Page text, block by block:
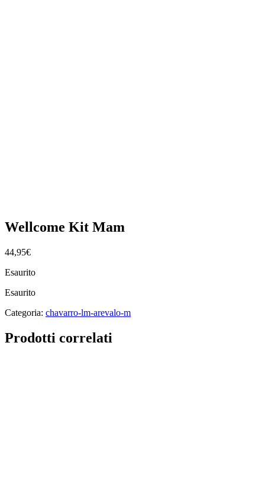
Wellcome Kit Mam
44,95€
Esaurito
Esaurito
Categoria: chavarro-lm-arevalo-m
Prodotti correlati